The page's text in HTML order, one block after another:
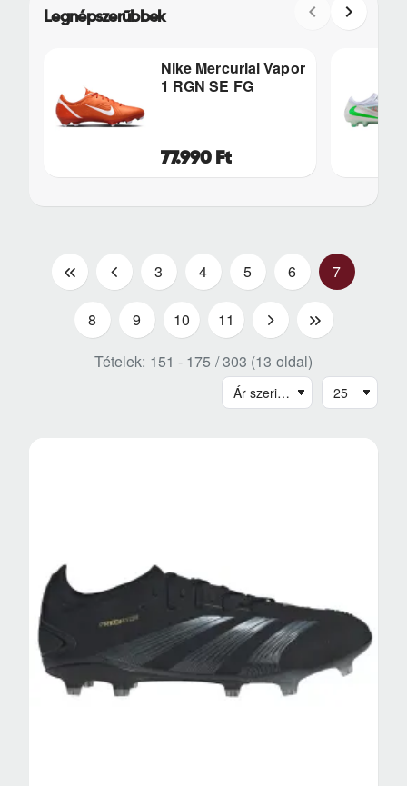
Legnépszerűbbek
Nike Mercurial Vapor
1 RGN SE FG
77.990 Ft
|
< < 3 4 5 6 7
8 9 10 11 >
>|
Tételek: 151 - 175 / 303 (13 oldal)